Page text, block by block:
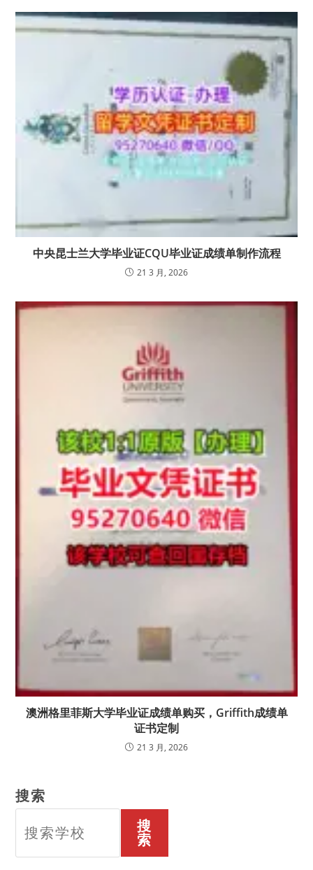
中央昆士兰大学毕业证CQU毕业证成绩单制作流程
21 3 月, 2026
澳洲格里菲斯大学毕业证成绩单购买，Griffith成绩单
证书定制
21 3 月, 2026
搜索
搜
索